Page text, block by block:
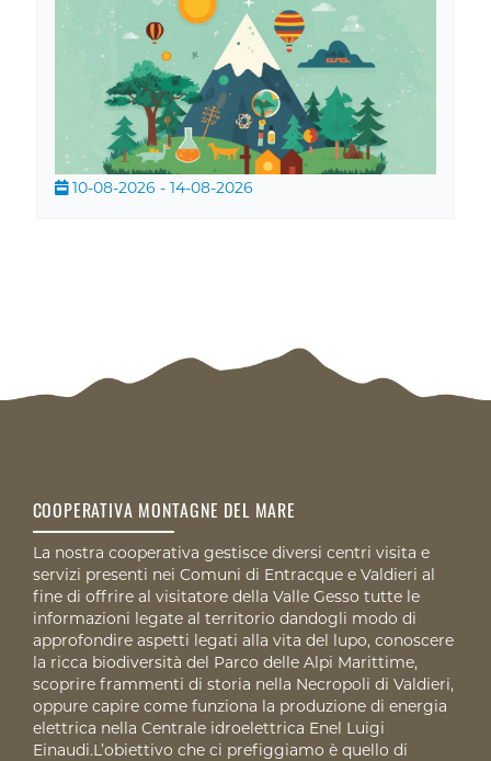
10-08-2026 - 14-08-2026
COOPERATIVA MONTAGNE DEL MARE
La nostra cooperativa gestisce diversi centri visita e
servizi presenti nei Comuni di Entracque e Valdieri al
fine di offrire al visitatore della Valle Gesso tutte le
informazioni legate al territorio dandogli modo di
approfondire aspetti legati alla vita del lupo, conoscere
la ricca biodiversità del Parco delle Alpi Marittime,
scoprire frammenti di storia nella Necropoli di Valdieri,
oppure capire come funziona la produzione di energia
elettrica nella Centrale idroelettrica Enel Luigi
Einaudi.L’obiettivo che ci prefiggiamo è quello di